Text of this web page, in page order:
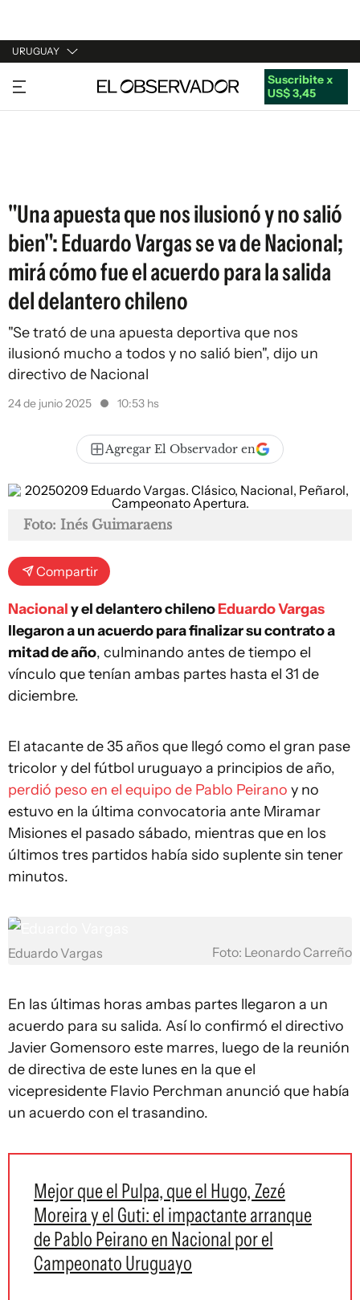
URUGUAY
URUGUAY
ARGENTINA
Suscribite x
US$ 3,45
"Una apuesta que nos ilusionó y no salió
bien": Eduardo Vargas se va de Nacional;
mirá cómo fue el acuerdo para la salida
del delantero chileno
"Se trató de una apuesta deportiva que nos
ilusionó mucho a todos y no salió bien", dijo un
directivo de Nacional
24 de junio 2025 10:53 hs
Agregar El Observador en
Foto: Inés Guimaraens
Compartir
Nacionaly el delantero chilenoEduardo Vargas
llegaron a un acuerdo para finalizar su contrato a
mitad de año, culminando antes de tiempo el
vínculo que tenían ambas partes hasta el 31 de
diciembre.
El atacante de 35 años que llegó como el gran pase
tricolor y del fútbol uruguayo a principios de año,
perdió peso en el equipo de Pablo Peirano y no
estuvo en la última convocatoria ante Miramar
Misiones el pasado sábado, mientras que en los
últimos tres partidos había sido suplente sin tener
minutos.
Eduardo Vargas Foto: Leonardo Carreño
En las últimas horas ambas partes llegaron a un
acuerdo para su salida. Así lo confirmó el directivo
Javier Gomensoro este marres, luego de la reunión
de directiva de este lunes en la que el
vicepresidente Flavio Perchman anunció que había
un acuerdo con el trasandino.
Mejor que el Pulpa, que el Hugo, Zezé
Moreira y el Guti: el impactante arranque
de Pablo Peirano en Nacional por el
Campeonato Uruguayo